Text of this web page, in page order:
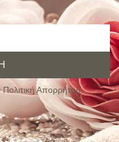
Πολιτική Απορρήτου.